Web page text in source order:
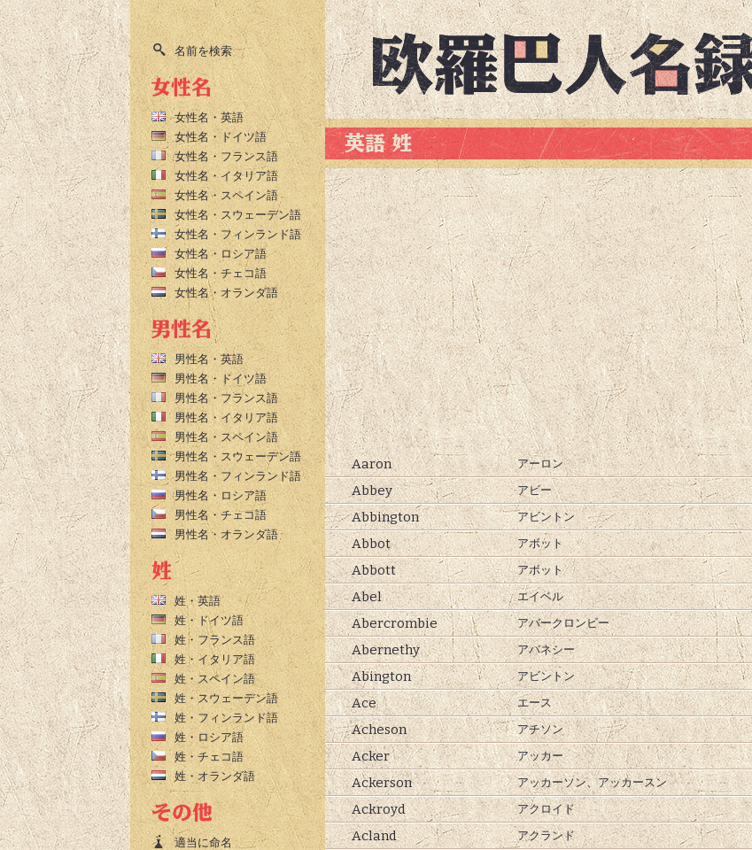
Aaron アーロン
Abbey アビー
Abbington アビントン
Abbot アボット
Abbott アボット
Abel エイベル
Abercrombie アバークロンビー
Abernethy アバネシー
Abington アビントン
Ace エース
Acheson アチソン
Acker アッカー
Ackerson アッカーソン、アッカースン
Ackroyd アクロイド
Acland アクランド
名前を検索
女性名・英語
女性名・ドイツ語
女性名・フランス語
女性名・イタリア語
女性名・スペイン語
女性名・スウェーデン語
女性名・フィンランド語
女性名・ロシア語
女性名・チェコ語
女性名・オランダ語
男性名・英語
男性名・ドイツ語
男性名・フランス語
男性名・イタリア語
男性名・スペイン語
男性名・スウェーデン語
男性名・フィンランド語
男性名・ロシア語
男性名・チェコ語
男性名・オランダ語
姓・英語
姓・ドイツ語
姓・フランス語
姓・イタリア語
姓・スペイン語
姓・スウェーデン語
姓・フィンランド語
姓・ロシア語
姓・チェコ語
姓・オランダ語
適当に命名